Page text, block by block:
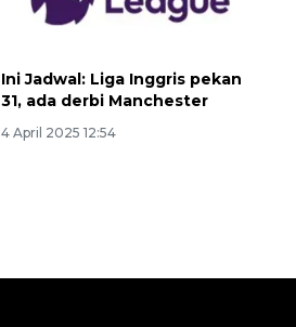
Ini Jadwal: Liga Inggris pekan
31, ada derbi Manchester
4 April 2025 12:54